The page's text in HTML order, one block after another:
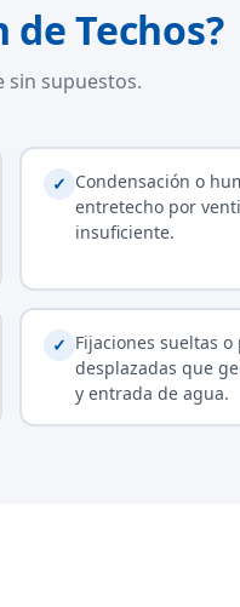
Techos?
sin supuestos.
✓ Condensación o
entretecho por
insuficiente.
✓ Fijaciones sueltas o
desplazadas que
y entrada de agua.